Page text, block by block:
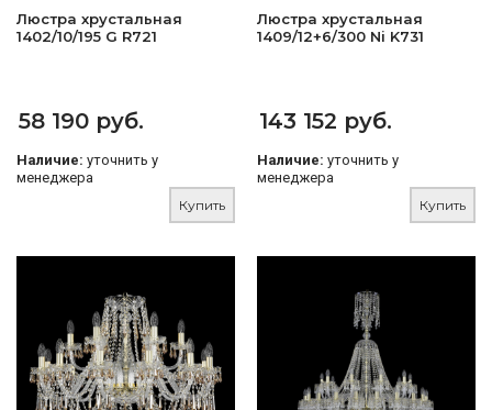
Люстра хрустальная
1402/10/195 G R721
58 190 руб.
Наличие: уточнить у
менеджера
Купить
Люстра хрустальная
1409/12+6/300 Ni K731
143 152 руб.
Наличие: уточнить у
менеджера
Купить